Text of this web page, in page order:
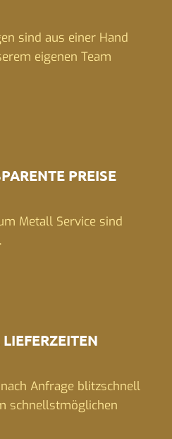
sind aus einer Hand
eigenen Team
PREISE
Metall Service sind
Anfrage blitzschnell
schnellstmöglichen